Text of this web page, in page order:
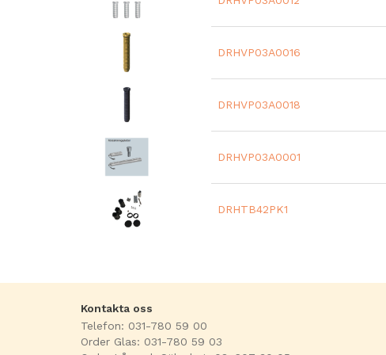
DRHVP03A0016
DRHVP03A0018
DRHVP03A0001
DRHTB42PK1
Kontakta oss
Telefon: 031-780 59 00
Order Glas: 031-780 59 03